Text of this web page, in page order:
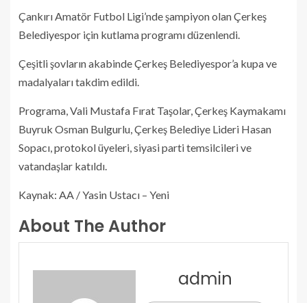
Çankırı Amatör Futbol Ligi’nde şampiyon olan Çerkeş
Belediyespor için kutlama programı düzenlendi.
Çeşitli şovların akabinde Çerkeş Belediyespor’a kupa ve
madalyaları takdim edildi.
Programa, Vali Mustafa Fırat Taşolar, Çerkeş Kaymakamı
Buyruk Osman Bulgurlu, Çerkeş Belediye Lideri Hasan
Sopacı, protokol üyeleri, siyasi parti temsilcileri ve
vatandaşlar katıldı.
Kaynak: AA / Yasin Ustacı – Yeni
About The Author
admin